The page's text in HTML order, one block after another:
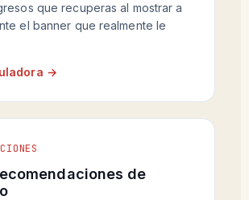
que recuperas al mostrar a
el banner que realmente le
→
de